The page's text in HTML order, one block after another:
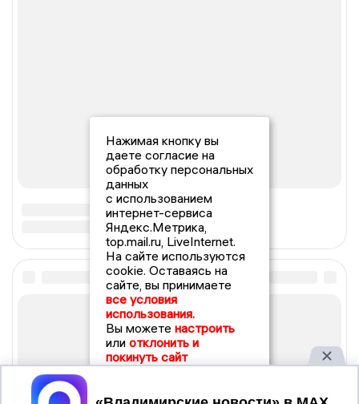
Нажимая кнопку вы
даете согласие на
обработку персональных
данных
с использованием
интернет-сервиса
Яндекс.Метрика,
top.mail.ru, LiveInternet.
На сайте используются
cookie. Оставаясь на
сайте, вы принимаете
все условия
использования.
Вы можете настроить
или отклонить и
покинуть сайт
Принять